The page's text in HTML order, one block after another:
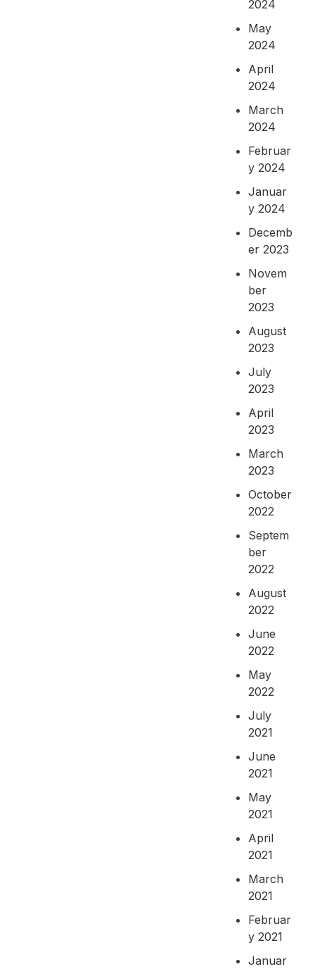
2024
May
2024
April
2024
March
2024
Februar
y 2024
Januar
y 2024
Decemb
er 2023
Novem
ber
2023
August
2023
July
2023
April
2023
March
2023
October
2022
Septem
ber
2022
August
2022
June
2022
May
2022
July
2021
June
2021
May
2021
April
2021
March
2021
Februar
y 2021
Januar